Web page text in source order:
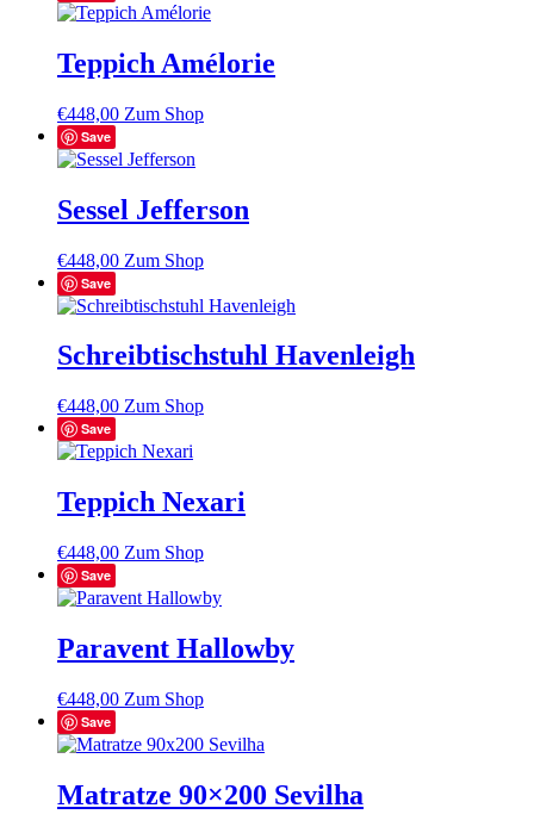
Teppich Amélorie
€448,00 Zum Shop
Save
Sessel Jefferson
€448,00 Zum Shop
Save
Schreibtischstuhl Havenleigh
€448,00 Zum Shop
Save
Teppich Nexari
€448,00 Zum Shop
Save
Paravent Hallowby
€448,00 Zum Shop
Save
Matratze 90×200 Sevilha